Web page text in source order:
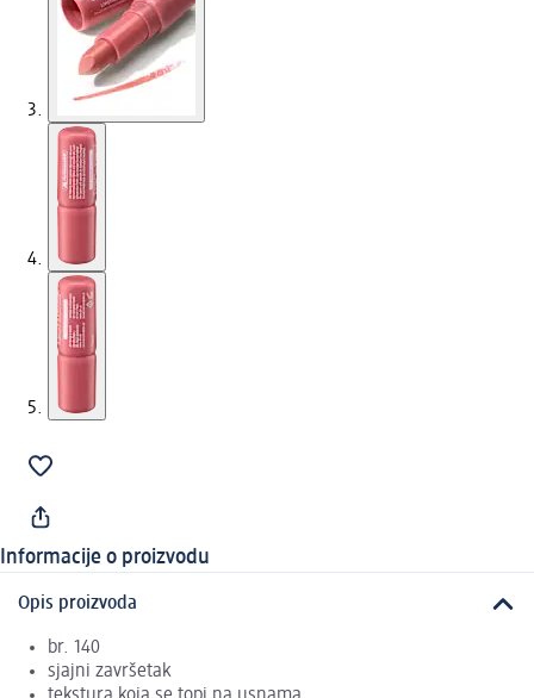
Informacije o proizvodu
Opis proizvoda
br. 140
sjajni završetak